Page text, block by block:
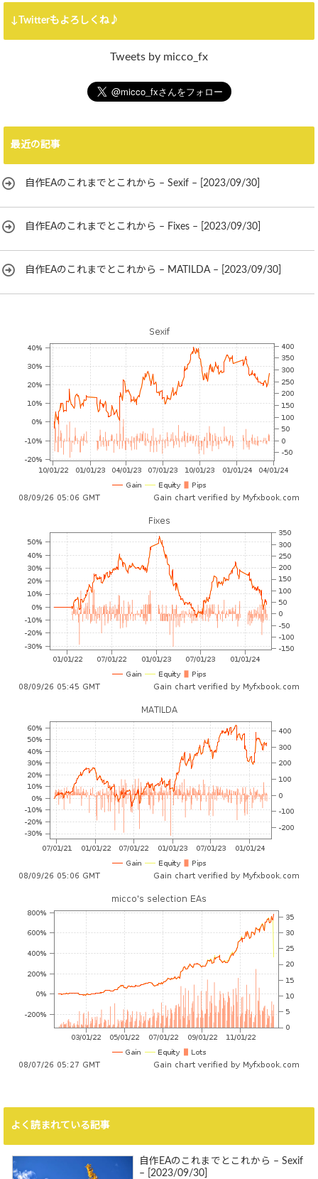
↓Twitterもよろしくね♪
Tweets by micco_fx
最近の記事
自作EAのこれまでとこれから – Sexif – [2023/09/30]
自作EAのこれまでとこれから – Fixes – [2023/09/30]
自作EAのこれまでとこれから – MATILDA – [2023/09/30]
よく読まれている記事
自作EAのこれまでとこれから – Sexif
– [2023/09/30]